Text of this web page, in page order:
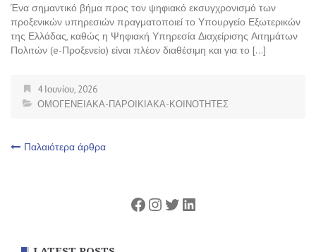
Ένα σημαντικό βήμα προς τον ψηφιακό εκσυγχρονισμό των
προξενικών υπηρεσιών πραγματοποιεί το Υπουργείο Εξωτερικών
της Ελλάδας, καθώς η Ψηφιακή Υπηρεσία Διαχείρισης Αιτημάτων
Πολιτών (e-Προξενείο) είναι πλέον διαθέσιμη και για το […]
4 Ιουνίου, 2026
ΟΜΟΓΕΝΕΙΑΚΑ-ΠΑΡΟΙΚΙΑΚΑ-ΚΟΙΝΟΤΗΤΕΣ
Πλοήγηση
Παλαιότερα άρθρα
Facebook
Instagram
Twitter
Linkedin